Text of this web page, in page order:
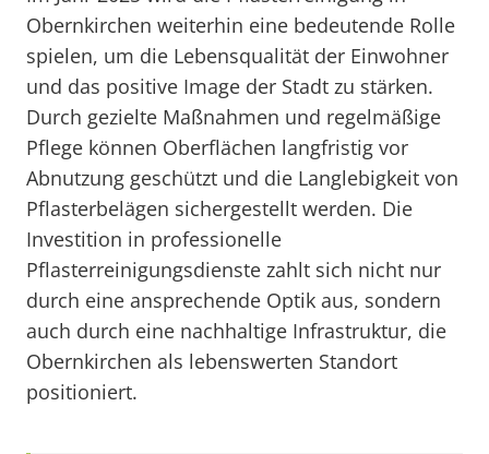
Obernkirchen weiterhin eine bedeutende Rolle
spielen, um die Lebensqualität der Einwohner
und das positive Image der Stadt zu stärken.
Durch gezielte Maßnahmen und regelmäßige
Pflege können Oberflächen langfristig vor
Abnutzung geschützt und die Langlebigkeit von
Pflasterbelägen sichergestellt werden. Die
Investition in professionelle
Pflasterreinigungsdienste zahlt sich nicht nur
durch eine ansprechende Optik aus, sondern
auch durch eine nachhaltige Infrastruktur, die
Obernkirchen als lebenswerten Standort
positioniert.